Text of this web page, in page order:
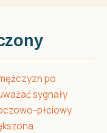
po
sygnały
płciowy.